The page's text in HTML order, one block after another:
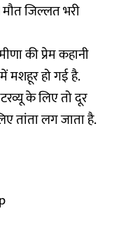
मौत जिल्लत भरी
की प्रेम कहानी
मशहूर हो गई है.
के लिए तो दूर
तांता लग जाता है.